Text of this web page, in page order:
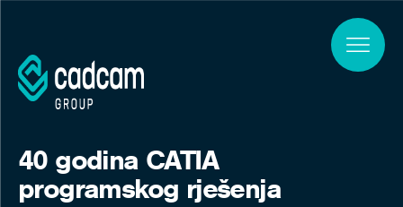
40 godina CATIA
programskog rješenja